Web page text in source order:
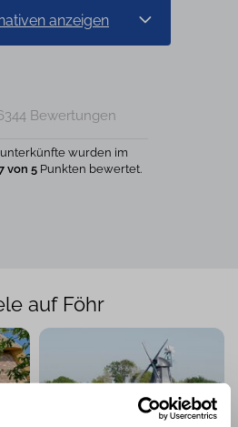
anzeigen
Bewertungen
wurden im
von 5Punkten bewertet.
auf Föhr